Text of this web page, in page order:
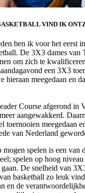
VIND IK
ben ik voor het eerst
De 3X3 dames van
om zich te
een 3X3
hieraan meegedaan en
Course afgerond in
aangewakkerd.
toernooien meegedaan
van Nederland
spelen is een van
spelen op hoog
De snelheid van
basketball zo leuk
en de